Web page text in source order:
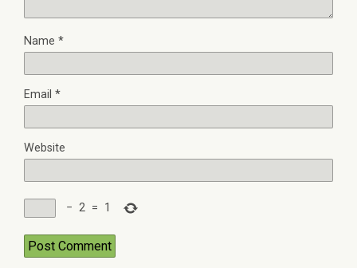
Name *
Email *
Website
− 2 = 1